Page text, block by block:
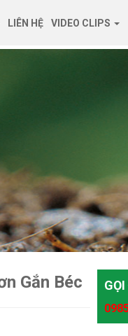
LIÊN HỆ VIDEO CLIPS
Gắn Béc